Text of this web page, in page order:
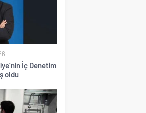
İç Denetim
oldu